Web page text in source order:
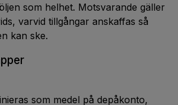
som helhet. Motsvarande gäller
varvid tillgångar anskaffas så
kan ske.
som medel på depåkonto,